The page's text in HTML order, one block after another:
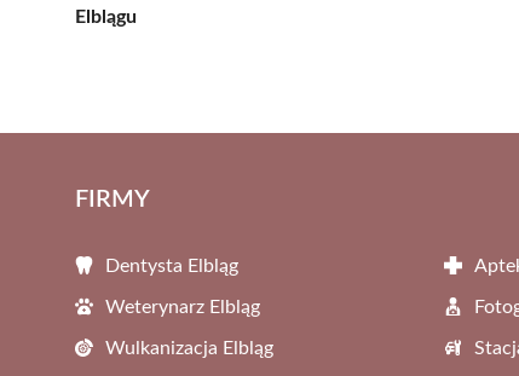
Elblągu
FIRMY
Dentysta Elbląg
Weterynarz Elbląg
Wulkanizacja Elbląg